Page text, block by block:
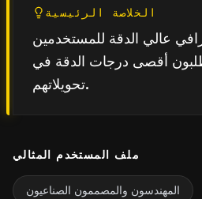
الخلاصة الرئيسية
عالي الدقة للمستخدمين
أقصى درجات الدقة في
تحويلاتهم.
ملف المستخدم المثالي
المهندسون والمصممون الصناعيون